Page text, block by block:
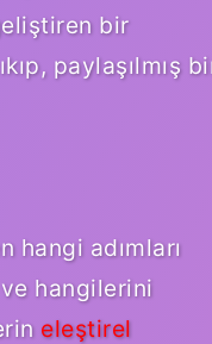
bir
paylaşılmış
hangi adımları
hangilerini
eleştirel